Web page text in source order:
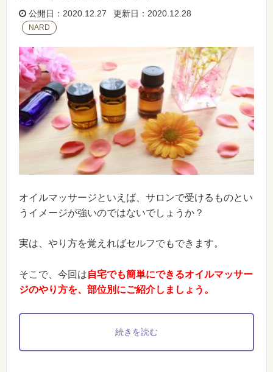
公開日：2020.12.27 更新日：2020.12.28
NARD
オイルマッサージといえば、サロンで受けるものとい
うイメージが強いのではないでしょうか？
実は、やり方を覚えればセルフでもできます。
そこで、今回は自宅でも簡単にできるオイルマッサー
ジのやり方を、部位別にご紹介しましょう。
続きを読む